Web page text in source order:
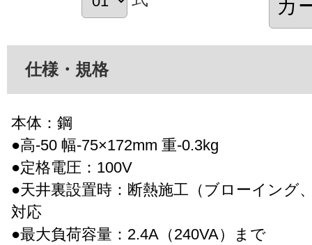
仕様・規格
本体：鋼
●高-50 幅-75×172mm 重-0.3kg
●定格電圧：100V
●天井裏設置時：断熱施工（ブローイング
対応
●最大負荷容量：2.4A（240VA）まで